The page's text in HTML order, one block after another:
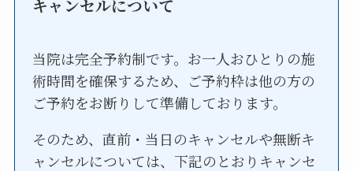
キャンセルについて
当院は完全予約制です。お一人おひとりの施
術時間を確保するため、ご予約枠は他の方の
ご予約をお断りして準備しております。
そのため、直前・当日のキャンセルや無断キ
ャンセルについては、下記のとおりキャンセ